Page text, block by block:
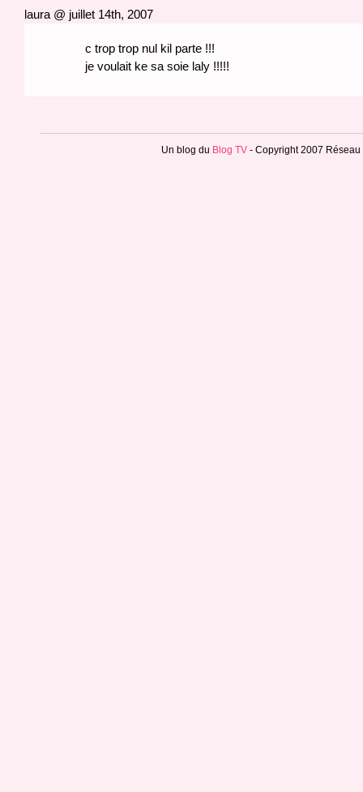
laura @ juillet 14th, 2007
c trop trop nul kil parte !!!
je voulait ke sa soie laly !!!!!
Un blog du Blog TV - Copyright 2007 Réseau